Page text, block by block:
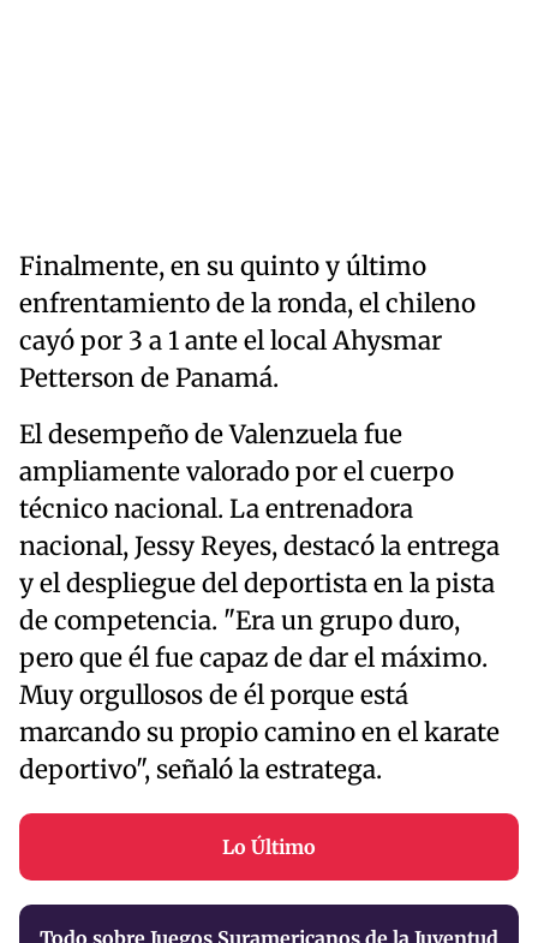
Finalmente, en su quinto y último
enfrentamiento de la ronda, el chileno
cayó por 3 a 1 ante el local Ahysmar
Petterson de Panamá.
El desempeño de Valenzuela fue
ampliamente valorado por el cuerpo
técnico nacional. La entrenadora
nacional, Jessy Reyes, destacó la entrega
y el despliegue del deportista en la pista
de competencia. "Era un grupo duro,
pero que él fue capaz de dar el máximo.
Muy orgullosos de él porque está
marcando su propio camino en el karate
deportivo", señaló la estratega.
Lo Último
Todo sobre Juegos Suramericanos de la Juventud